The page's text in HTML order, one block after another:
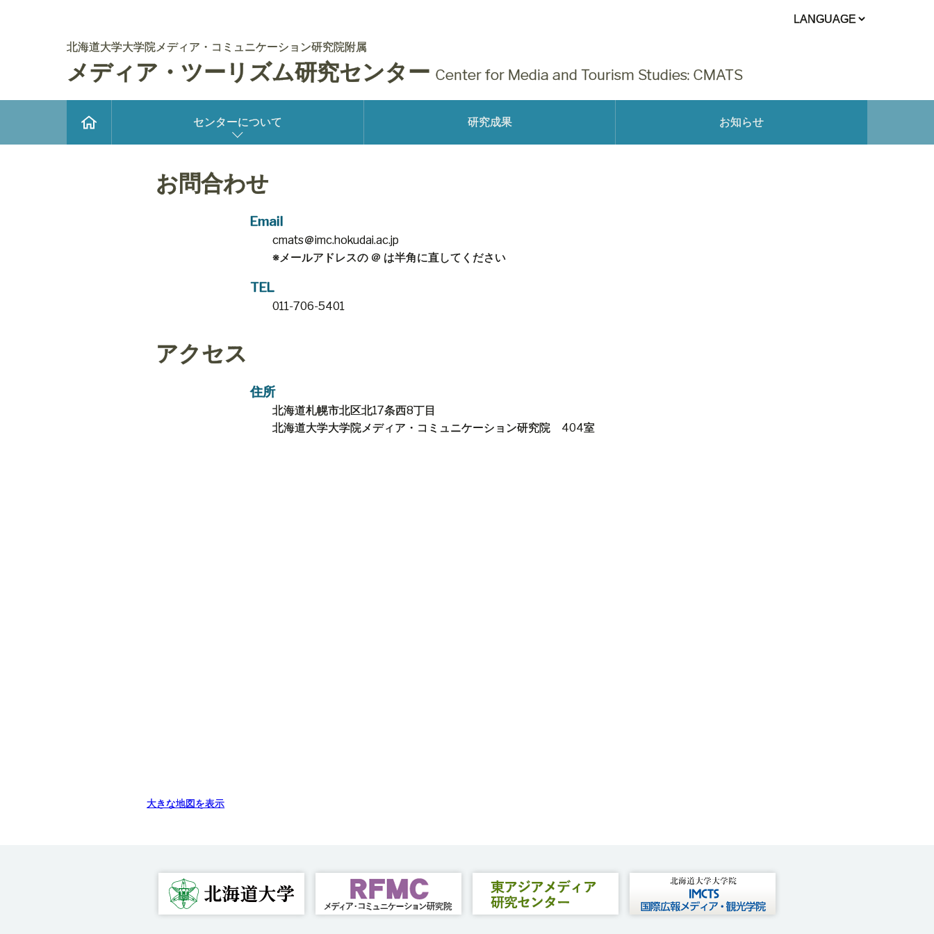
北海道大学大学院メディア・コミュニケーション研究院附属
メディア・ツーリズム研究センター Center for Media and Tourism Studies: CMATS
センターについて 研究成果 お知らせ
お問合わせ
Email
cmats＠imc.hokudai.ac.jp
※メールアドレスの ＠ は半角に直してください
TEL
011-706-5401
アクセス
住所
北海道札幌市北区北17条西8丁目
北海道大学大学院メディア・コミュニケーション研究院 404室
大きな地図を表示